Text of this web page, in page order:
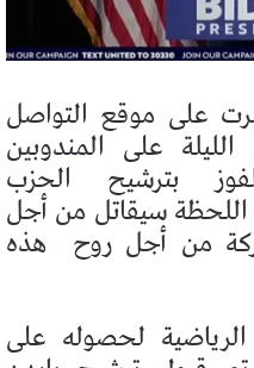
على موقع التواصل
على المندوبين
للفوز بترشيح الحزب
اللحظة سيقاتل من أجل
من أجل روح هذه
لحصوله على